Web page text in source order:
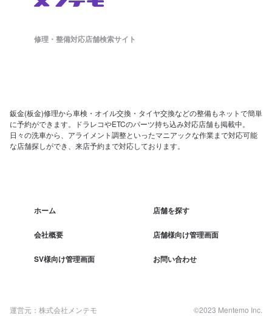
修理・整備対応店舗検索サイト
鈑金(板金)修理から車検・オイル交換・タイヤ交換などの整備もネットで簡単
に予約ができます。ドラレコやETCのパーツ持ち込み対応店舗も掲載中。
日々の洗車から、アライメント調整といったマニアックな作業まで対応可能
な店舗探しができ、来店予約まで対応しております。
ホーム 店舗を探す
会社概要 店舗様向け管理画面
SV様向け管理画面 お問い合わせ
運営元：株式会社メンテモ ©2023 Mentemo Inc.